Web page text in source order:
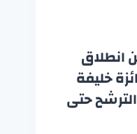
انطلاق
خليفة
حتى